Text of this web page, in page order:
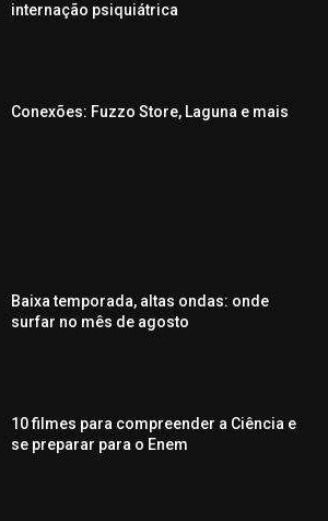
internação psiquiátrica
Conexões: Fuzzo Store, Laguna e mais
Baixa temporada, altas ondas: onde
surfar no mês de agosto
10 filmes para compreender a Ciência e
se preparar para o Enem